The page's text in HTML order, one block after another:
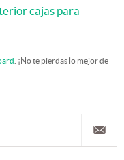
cajas para
. ¡No te pierdas lo mejor de